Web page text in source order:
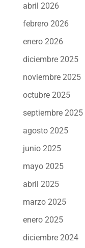
abril 2026
febrero 2026
enero 2026
diciembre 2025
noviembre 2025
octubre 2025
septiembre 2025
agosto 2025
junio 2025
mayo 2025
abril 2025
marzo 2025
enero 2025
diciembre 2024